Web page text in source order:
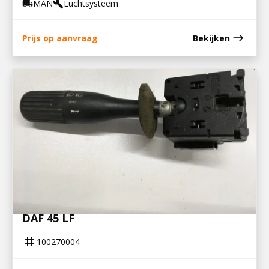
local_shippingMANbuildLuchtsysteem
Prijs op aanvraag Bekijken east
COMBI KNIPP / CLAXON SCHAKELAAR
DAF 45 LF
tag 100270004